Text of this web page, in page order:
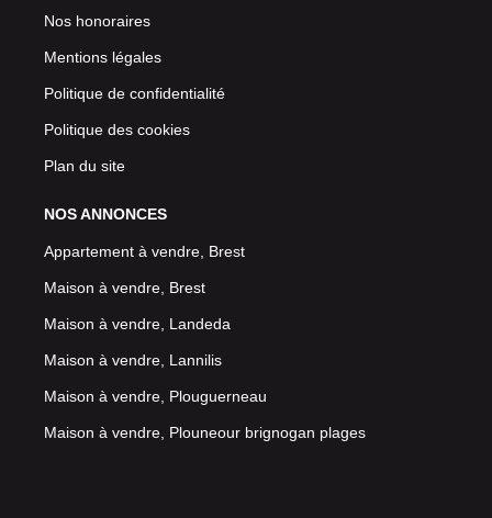
Nos honoraires
Mentions légales
Politique de confidentialité
Politique des cookies
Plan du site
NOS ANNONCES
Appartement à vendre, Brest
Maison à vendre, Brest
Maison à vendre, Landeda
Maison à vendre, Lannilis
Maison à vendre, Plouguerneau
Maison à vendre, Plouneour brignogan plages